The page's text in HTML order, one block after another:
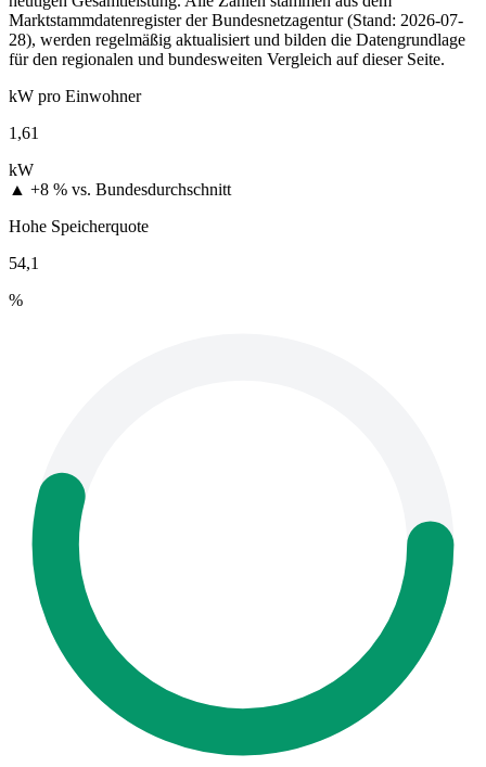
Marktstammdatenregister der Bundesnetzagentur (Stand: 2026-07-
28), werden regelmäßig aktualisiert und bilden die Datengrundlage
für den regionalen und bundesweiten Vergleich auf dieser Seite.
kW pro Einwohner
1,61
kW
▲ +8 % vs. Bundesdurchschnitt
Hohe Speicherquote
54,1
%